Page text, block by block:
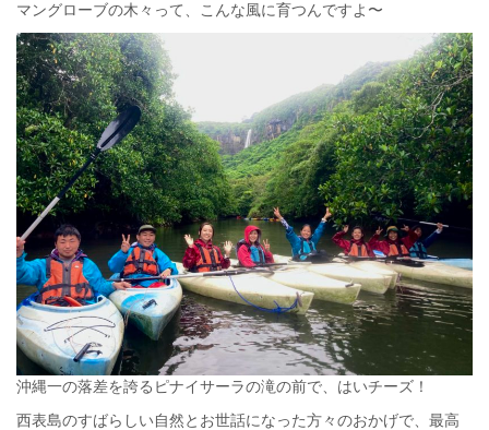
マングローブの木々って、こんな風に育つんですよ〜
沖縄一の落差を誇るピナイサーラの滝の前で、はいチーズ！
西表島のすばらしい自然とお世話になった方々のおかげで、最高